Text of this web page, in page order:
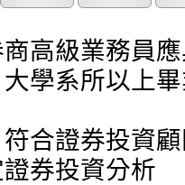
高級業務員
學系所以上
合證券投資
券投資分析